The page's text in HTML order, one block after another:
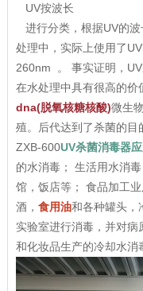
UV按波长
进行分类，根据UV的
处理中，实际上使用了
260nm 。 事实证明，
在水处理中具有很高的价
dna(脱氧核糖核酸)微生
殖。后代达到了杀菌的目
ZXB-600UV杀菌消毒器应
的水消毒； 生活用水消
馆，饭店等； 食品加工
酒， 食用油和各种罐头，
实验室进行消毒，并对
和化妆品生产的冷却水消